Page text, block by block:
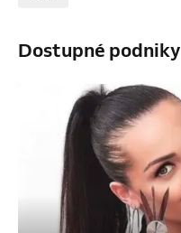
Dostupné podniky